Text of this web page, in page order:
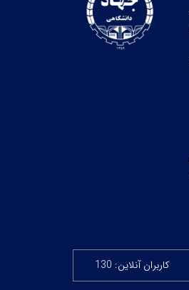
کاربران آنلاین: 130